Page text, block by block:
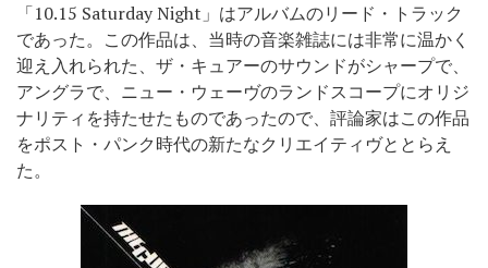
「10.15 Saturday Night」はアルバムのリード・トラック
であった。この作品は、当時の音楽雑誌には非常に温かく
迎え入れられた、ザ・キュアーのサウンドがシャープで、
アングラで、ニュー・ウェーヴのランドスコープにオリジ
ナリティを持たせたものであったので、評論家はこの作品
をポスト・パンク時代の新たなクリエイティヴととらえ
た。